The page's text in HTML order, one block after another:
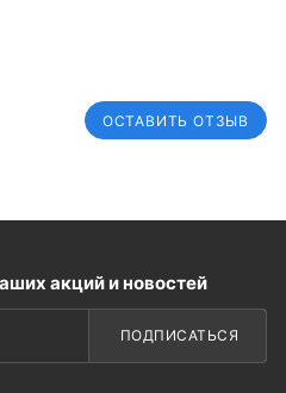
ОСТАВИТЬ ОТЗЫВ
акций и новостей
ПОДПИСАТЬСЯ